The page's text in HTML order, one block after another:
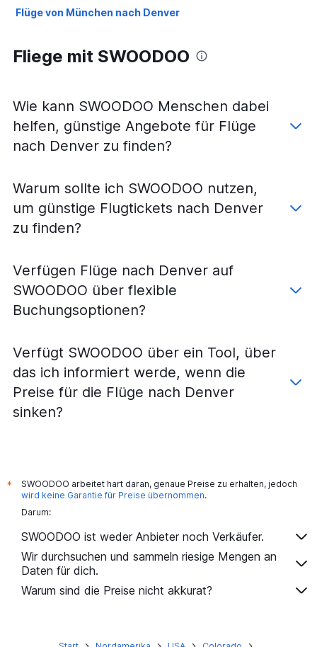
Flüge von München nach Denver
Fliege mit SWOODOO
Wie kann SWOODOO Menschen dabei
helfen, günstige Angebote für Flüge
nach Denver zu finden?
Warum sollte ich SWOODOO nutzen,
um günstige Flugtickets nach Denver
zu finden?
Verfügen Flüge nach Denver auf
SWOODOO über flexible
Buchungsoptionen?
Verfügt SWOODOO über ein Tool, über
das ich informiert werde, wenn die
Preise für die Flüge nach Denver
sinken?
*
SWOODOO arbeitet hart daran, genaue Preise zu erhalten, jedoch
wird keine Garantie für Preise übernommen.
Darum:
SWOODOO ist weder Anbieter noch Verkäufer.
Wir durchsuchen und sammeln riesige Mengen an
Daten für dich.
Warum sind die Preise nicht akkurat?